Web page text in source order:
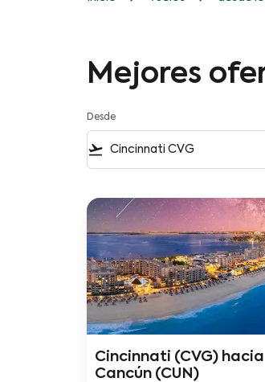
Mejores
Desde
flight_takeoff
Cincinnati (CVG) hacia
Cancún (CUN)